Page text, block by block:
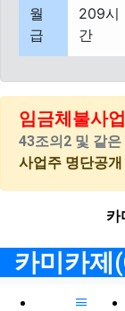
월
급
209시
간
임금체불사
43조의2 및 같
사업주 명단공개
카
카미카제